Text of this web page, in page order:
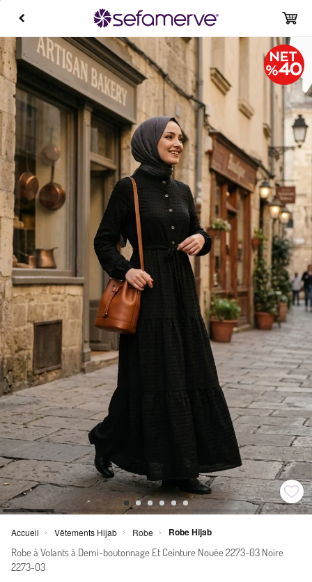
Accueil > Vêtements Hijab > Robe > Robe Hijab
Robe à Volants à Demi-boutonnage Et Ceinture Nouée 2273-03 Noire
2273-03